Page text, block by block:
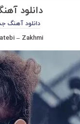
دانلود
دانلود آهنگ
– Zakhmi